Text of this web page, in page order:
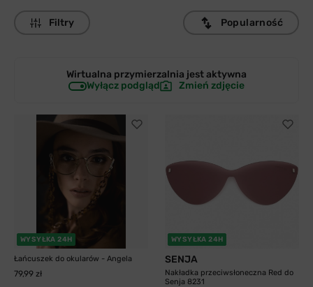
Filtry Popularność
Wirtualna przymierzalnia jestaktywna
Wyłącz podgląd
Zmień zdjęcie
WYSYŁKA 24H
Łańcuszek do okularów - Angela
79,99 zł
WYSYŁKA 24H
SENJA
Nakładka przeciwsłoneczna Red do
Senja 8231